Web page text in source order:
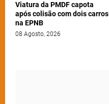
Viatura da PMDF capota
após colisão com dois carros
na EPNB
08 Agosto, 2026